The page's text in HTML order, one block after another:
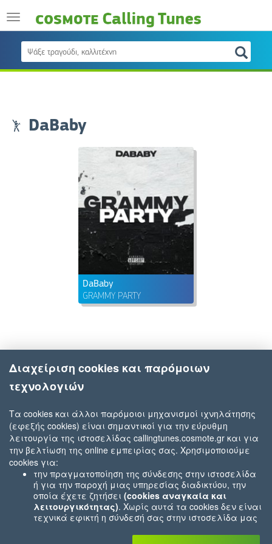
DaBaby
DaBaby
GRAMMY PARTY
Διαχείριση cookies και παρόμοιων
τεχνολογιών
Τα cookies και άλλοι παρόμοιοι μηχανισμοί ιχνηλάτησης
(εφεξής cookies) είναι σημαντικοί για την εύρυθμη
λειτουργία της ιστοσελίδας callingtunes.cosmote.gr και για
την βελτίωση της online εμπειρίας σας. Χρησιμοποιούμε
cookies για:
την πραγματοποίηση της σύνδεσης στην ιστοσελίδα
ή για την παροχή μιας υπηρεσίας διαδικτύου, την
οποία έχετε ζητήσει (cookies αναγκαία και
λειτουργικότητας). Χωρίς αυτά τα cookies δεν είναι
τεχνικά εφικτή η σύνδεσή σας στην ιστοσελίδα μας
που εσείς μας ζητήσατε (π.χ.cookies που αφορούν